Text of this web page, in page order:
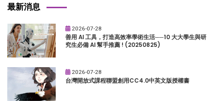
最新消息
2026-07-28
善用 AI 工具，打造高效率學術生活──10 大大學生與研
究生必備 AI 幫手推薦 ! (20250825)
2026-07-28
台灣開放式課程聯盟創用CC4.0中英文版授權書